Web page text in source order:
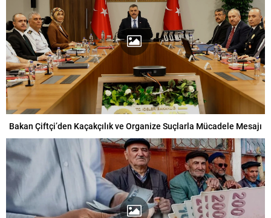
Bakan Çiftçi’den Kaçakçılık ve Organize Suçlarla Mücadele Mesajı